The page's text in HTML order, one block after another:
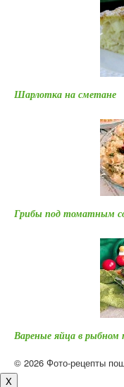
X
Шарлотка на сметане
Грибы под томатным
Вареные яйца в
© 2026 Фото-рецепты